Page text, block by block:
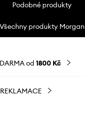
Podobné produkty
Všechny produkty Morgan
od 1800 Kč